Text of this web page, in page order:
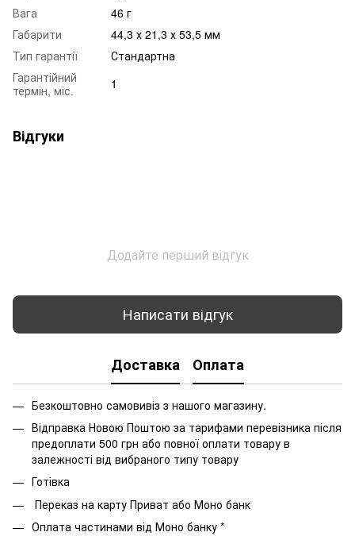
Вага
46 г
Габарити
44,3 х 21,3 х 53,5 мм
Тип гарантії
Стандартна
Гарантійний
термін, міс.
1
Відгуки
Додайте перший відгук
Написати відгук
Доставка Оплата
Безкоштовно самовивіз з нашого магазину.
Відправка Новою Поштою за тарифами перевізника після
предоплати 500 грн або повної оплати товару в
залежності від вибраного типу товару
Готівка
Переказ на карту Приват або Моно банк
Оплата частинами від Моно банку *